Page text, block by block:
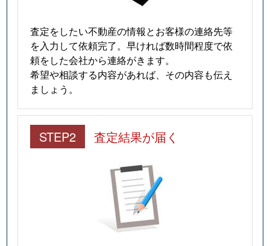
査定をしたい不動産の情報とお客様の連絡先等
を入力して依頼完了。早ければ数時間程度で依
頼をした会社から連絡がきます。
希望や相談する内容があれば、その内容も伝え
ましょう。
STEP2 査定結果が届く